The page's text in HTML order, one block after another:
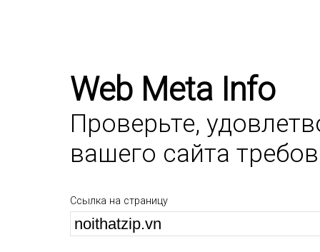
Web Meta Info
Проверьте,
вашего сайта
Ссылка на страницу